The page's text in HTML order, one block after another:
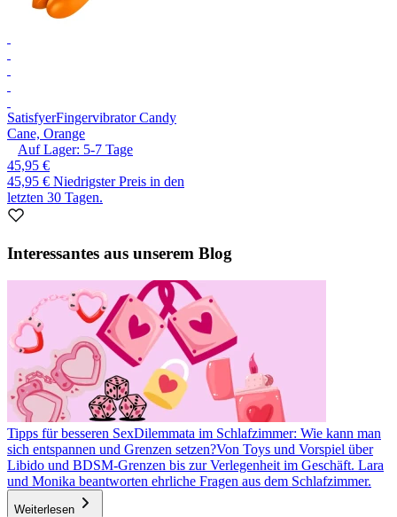
SatisfyerFingervibrator Candy
Cane, Orange
Auf Lager: 5-7 Tage
45,95 €
45,95 € Niedrigster Preis in den
letzten 30 Tagen.
Interessantes aus unserem Blog
Tipps für besseren SexDilemmata im Schlafzimmer: Wie kann man
sich entspannen und Grenzen setzen?Von Toys und Vorspiel über
Libido und BDSM-Grenzen bis zur Verlegenheit im Geschäft. Lara
und Monika beantworten ehrliche Fragen aus dem Schlafzimmer.
Weiterlesen